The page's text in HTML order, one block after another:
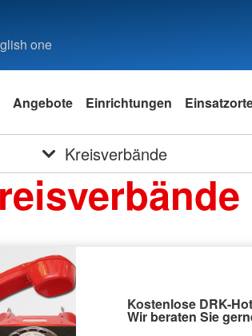
one
Angebote Einrichtungen
Kreisverbände
Kostenlose DRK-
Wir beraten Sie